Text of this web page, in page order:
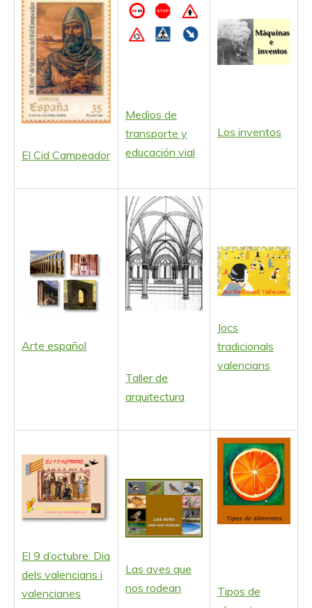
El Cid Campeador
Medios de
transporte y
educación vial
Los inventos
Arte español
Taller de
arquitectura
Jocs
tradicionals
valencians
El 9 d’octubre: Dia
dels valencians i
valencianes
Las aves que
nos rodean
Tipos de